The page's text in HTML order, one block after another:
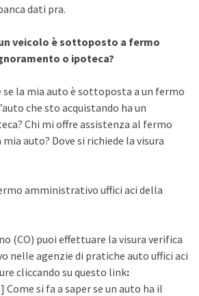
dati pra.
veicolo è sottoposto a fermo
o ipoteca?
se la mia auto è sottoposta a un fermo
che sto acquistando ha un
Chi mi offre assistenza al fermo
auto? Dove si richiede la visura
amministrativo uffici aci della
(CO) puoi effettuare la visura verifica
nelle agenzie di pratiche auto uffici aci
cliccando su questo link:
Come si fa a saper se un auto ha il